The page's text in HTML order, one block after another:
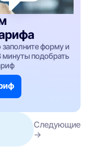
форму и
минуты подобрать
Следующие
→